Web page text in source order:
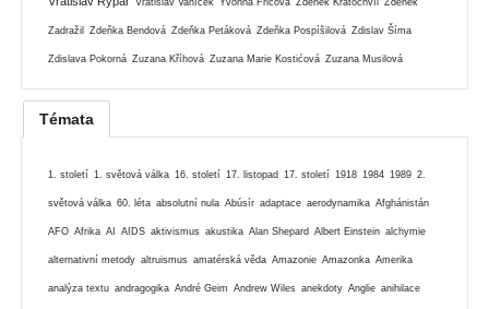
Zadražil Zdeňka Bendová Zdeňka Petáková Zdeňka Pospíšilová Zdislav Šíma
Zdislava Pokorná Zuzana Kříhová Zuzana Marie Kostićová Zuzana Musilová
Témata
1. století 1. světová válka 16. století 17. listopad 17. století 1918 1984 1989 2.
světová válka 60. léta absolutní nula Abúsír adaptace aerodynamika Afghánistán
AFO Afrika AI AIDS aktivismus akustika Alan Shepard Albert Einstein alchymie
alternativní metody altruismus amatérská věda Amazonie Amazonka Amerika
analýza textu andragogika André Geim Andrew Wiles anekdoty Anglie anihilace